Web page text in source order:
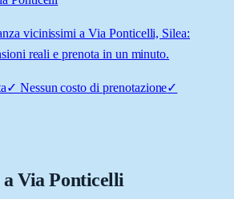
vicinissimi a Via Ponticelli, Silea:
reali e prenota in un minuto.
✓ Nessun costo di prenotazione✓
aVia Ponticelli